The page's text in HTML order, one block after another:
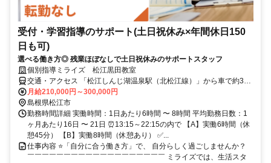
受付・学習指導のサポート(土日祝休み×年間休日150
日も可)
選べる働き方◎ 残業ほぼなしで土日祝休みのサポートスタッフ
個別指導ミライズ 松江黒田教室
交通・アクセス 「松江しんじ湖温泉駅（北松江線）」から車で約3
分、「松江駅（JR山陰本線）」から車で約10分 ★車通勤OK
月給210,000円～300,000円
島根県松江市
勤務時間詳細 実働時間：1日あたり6時間 〜 8時間 平均勤務日数：1
ヶ月あたり16日 〜 21日 ⏰13:15～22:15の内で 【A】実働6時間（休
憩45分） 【B】実働8時間（休憩あり） ✅...
仕事内容 ⭐「自分に合う働き方」で、 自分らしく過ごしませんか？
￣￣￣￣￣￣￣￣￣￣￣￣￣￣￣￣￣￣￣ ミライズでは、生活スタ